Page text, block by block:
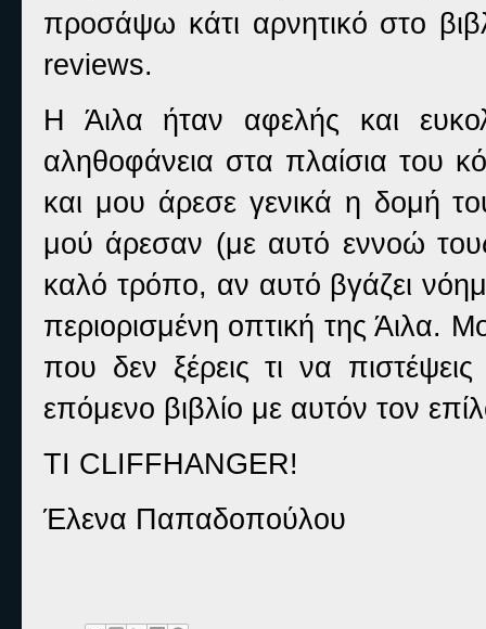
προσάψω κάτι αρνητικό στο
reviews.
Η Άιλα ήταν αφελής και
αληθοφάνεια στα πλαίσια του
και μου άρεσε γενικά η δομή
μού άρεσαν (με αυτό εννοώ
καλό τρόπο, αν αυτό βγάζει
περιορισμένη οπτική της Άιλα.
που δεν ξέρεις τι να
επόμενο βιβλίο με αυτόν τον
ΤΙ CLIFFHANGER!
Έλενα Παπαδοπούλου